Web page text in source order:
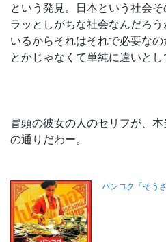
という発見。日本という社会
ラッとしがちな社会なんだろ
いるからそれはそれで必要な
とかじゃなくて単純に違いとし
冒頭の彼女の人のセリフが、
の通りだわー。